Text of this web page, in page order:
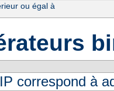
ou égal à
correspond à